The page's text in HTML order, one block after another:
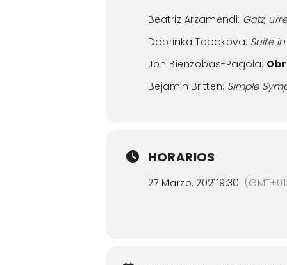
Beatriz Arzamendi: Gatz,
Dobrinka Tabakova: Suite
Jon Bienzobas-Pagola:
Bejamin Britten: Simple
HORARIOS
27 Marzo, 202119:30